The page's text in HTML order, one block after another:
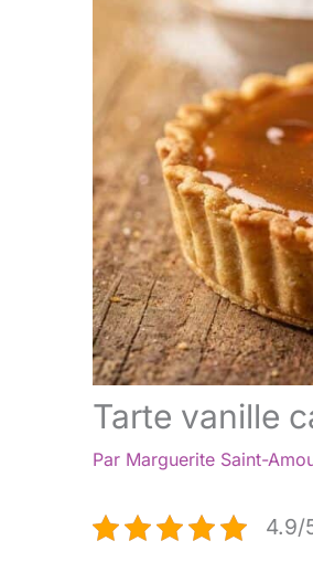
Tarte vanille
Par Marguerite Saint-
4.9/